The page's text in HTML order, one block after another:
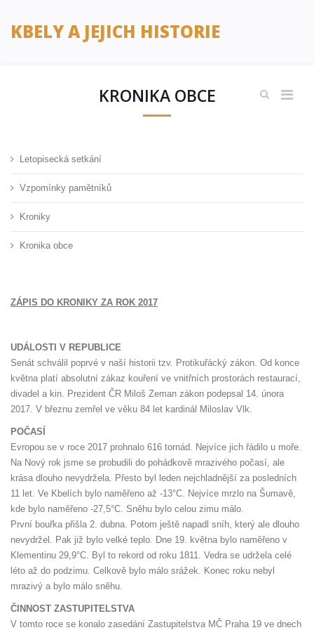
KBELY A JEJICH HISTORIE
KRONIKA OBCE
Letopisecká setkání
Vzpomínky pamětníků
Kroniky
Kronika obce
ZÁPIS DO KRONIKY ZA ROK 2017
UDÁLOSTI V REPUBLICE
Senát schválil poprvé v naší historii tzv. Protikuřácký zákon. Od konce
května platí absolutní zákaz kouření ve vnitřních prostorách restaurací,
divadel a kin. Prezident ČR Miloš Zeman zákon podepsal 14. února
2017. V březnu zemřel ve věku 84 let kardinál Miloslav Vlk.
POČASÍ
Evropou se v roce 2017 prohnalo 616 tornád. Nejvíce jich řádilo u moře.
Na Nový rok jsme se probudili do pohádkově mrazivého počasí, ale
krása dlouho nevydržela. Přesto byl leden nejchladnější za posledních
11 let. Ve Kbelích bylo naměřeno až -13°C. Nejvíce mrzlo na Šumavě,
kde bylo naměřeno -27,5°C. Sněhu bylo celou zimu málo.
První bouřka přišla 2. dubna. Potom ještě napadl sníh, který ale dlouho
nevydržel. Pak již bylo velké teplo. Dne 19. května bylo naměřeno v
Klementinu 29,9°C. Byl to rekord od roku 1811. Vedra se udržela celé
léto až do podzimu. Celkově bylo málo srážek. Konec roku nebyl
mrazivý a bylo málo sněhu.
ČINNOST ZASTUPITELSTVA
V tomto roce se konalo zasedání Zastupitelstva MČ Praha 19 ve dnech